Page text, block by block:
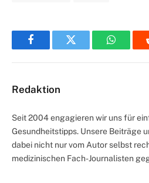
FacebookTwitter
Redaktion
Seit 2004 engagieren wir uns für
Gesundheitstipps. Unsere Beiträge
dabei nicht nur vom Autor selbst
medizinischen Fach-Journalisten